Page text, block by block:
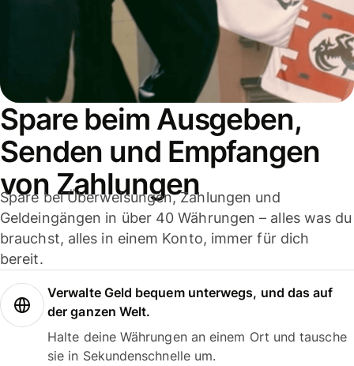
Spare beim Ausgeben,
Senden und Empfangen
von Zahlungen
Spare bei Überweisungen, Zahlungen und
Geldeingängen in über 40 Währungen – alles was du
brauchst, alles in einem Konto, immer für dich
bereit.
Verwalte Geld bequem unterwegs, und das auf
der ganzen Welt.
Halte deine Währungen an einem Ort und tausche
sie in Sekundenschnelle um.